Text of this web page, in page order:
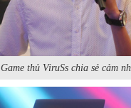
Game thủ ViruSs chia sẻ cảm